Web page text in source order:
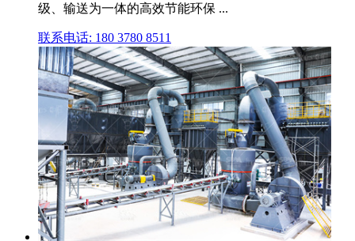
级、输送为一体的高效节能环保 ...
联系电话: 180 3780 8511